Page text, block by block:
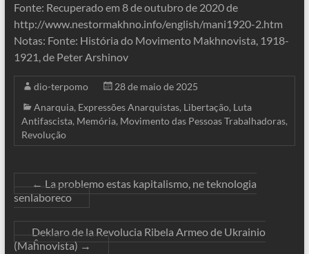
Fonte: Recuperado em 8 de outubro de 2020 de
http://www.nestormakhno.info/english/mani1920-2.htm
Notas: Fonte: História do Movimento Makhnovista, 1918-
1921, de Peter Arshinov
dio-terpomo
28 de maio de 2025
Anarquia, Expressões Anarquistas, Libertação, Luta
Antifascista, Memória, Movimento das Pessoas Trabalhadoras,
Revolução
←La problemo estas kapitalismo, ne teknologia
senlaboreco
Deklaro de la Revolucia Ribela Armeo de Ukrainio
(Maĥnovista)→